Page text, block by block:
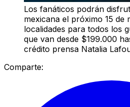
Los fanáticos podrán
mexicana el próximo 15 de
localidades para todos los
que van desde $199.000
crédito prensa Natalia
Comparte: